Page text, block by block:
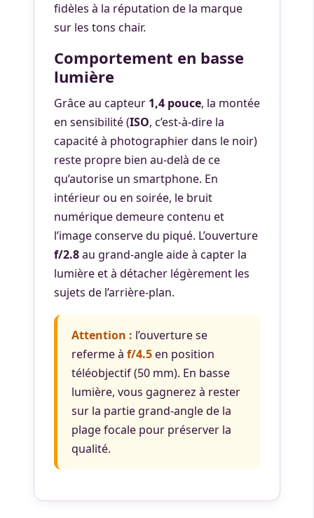
fidèles à la réputation de la marque
sur les tons chair.
Comportement en basse
lumière
Grâce au capteur 1,4 pouce, la montée
en sensibilité (ISO, c’est-à-dire la
capacité à photographier dans le noir)
reste propre bien au-delà de ce
qu’autorise un smartphone. En
intérieur ou en soirée, le bruit
numérique demeure contenu et
l’image conserve du piqué. L’ouverture
f/2.8au grand-angle aide à capter la
lumière et à détacher légèrement les
sujets de l’arrière-plan.
Attention : l’ouverture se
referme à f/4.5en position
téléobjectif (50 mm). En basse
lumière, vous gagnerez à rester
sur la partie grand-angle de la
plage focale pour préserver la
qualité.